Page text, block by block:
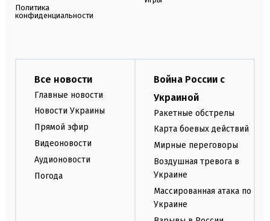
Политика
конфиденциальности
Все новости
Главные новости
Новости Украины
Прямой эфир
Видеоновости
Аудионовости
Погода
Война России с
Украиной
Ракетные обстрелы
Карта боевых действий
Мирные переговоры
Воздушная тревога в
Украине
Массированная атака по
Украине